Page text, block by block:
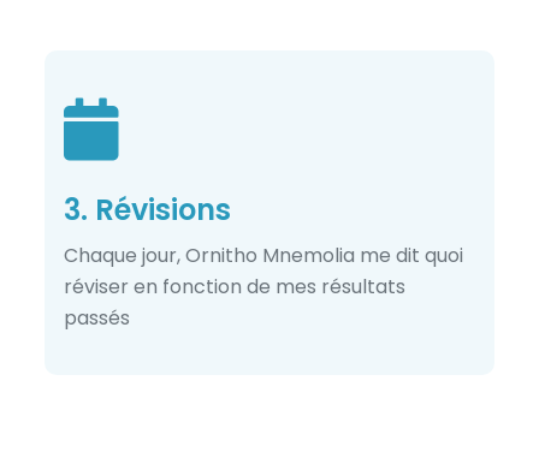
3. Révisions
Chaque jour, Ornitho Mnemolia me dit quoi
réviser en fonction de mes résultats
passés